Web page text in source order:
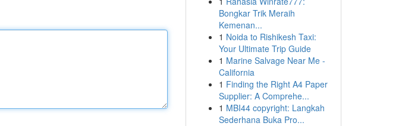
Bongkar Trik Meraih
Kemenan...
1 Noida to Rishikesh Taxi:
Your Ultimate Trip Guide
1 Marine Salvage Near Me -
California
1 Finding the Right A4 Paper
Supplier: A Comprehe...
1 MBI44 copyright: Langkah
Sederhana Buka Pro...